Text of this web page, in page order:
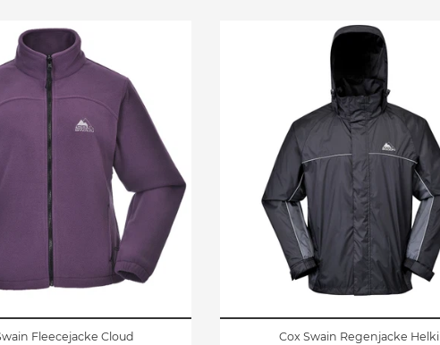
Fleecejacke Cloud Cox Swain Regenjacke Helki